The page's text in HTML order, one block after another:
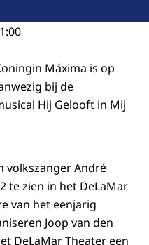
Máxima is op
bij de
Hij Gelooft in Mij
volkszanger André
te zien in het DeLaMar
van het eenjarig
Joop van den
DeLaMar Theater een